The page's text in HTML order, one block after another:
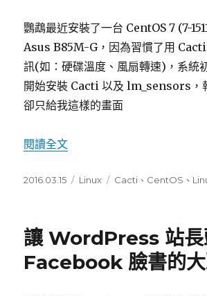
鸚鵡最近安裝了一台 CentOS 7 (7-
Asus B85M-G，因為習慣了用
訊(如：硬碟溫度、風扇轉速)，系統
開始安裝 Cacti 以及 lm_sensors，
卻只給我這樣的畫面
閱讀全文
發
2016.03.15
分
Linux
標
Cacti 、 CentOS 、
讓 WordPress 站長
Facebook 臉書的